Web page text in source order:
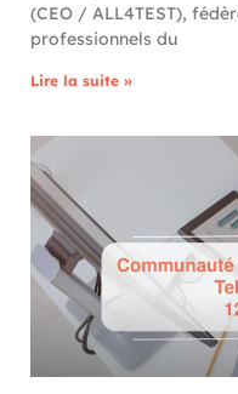
(CEO / ALL4TEST),
professionnels du
Lire la suite »